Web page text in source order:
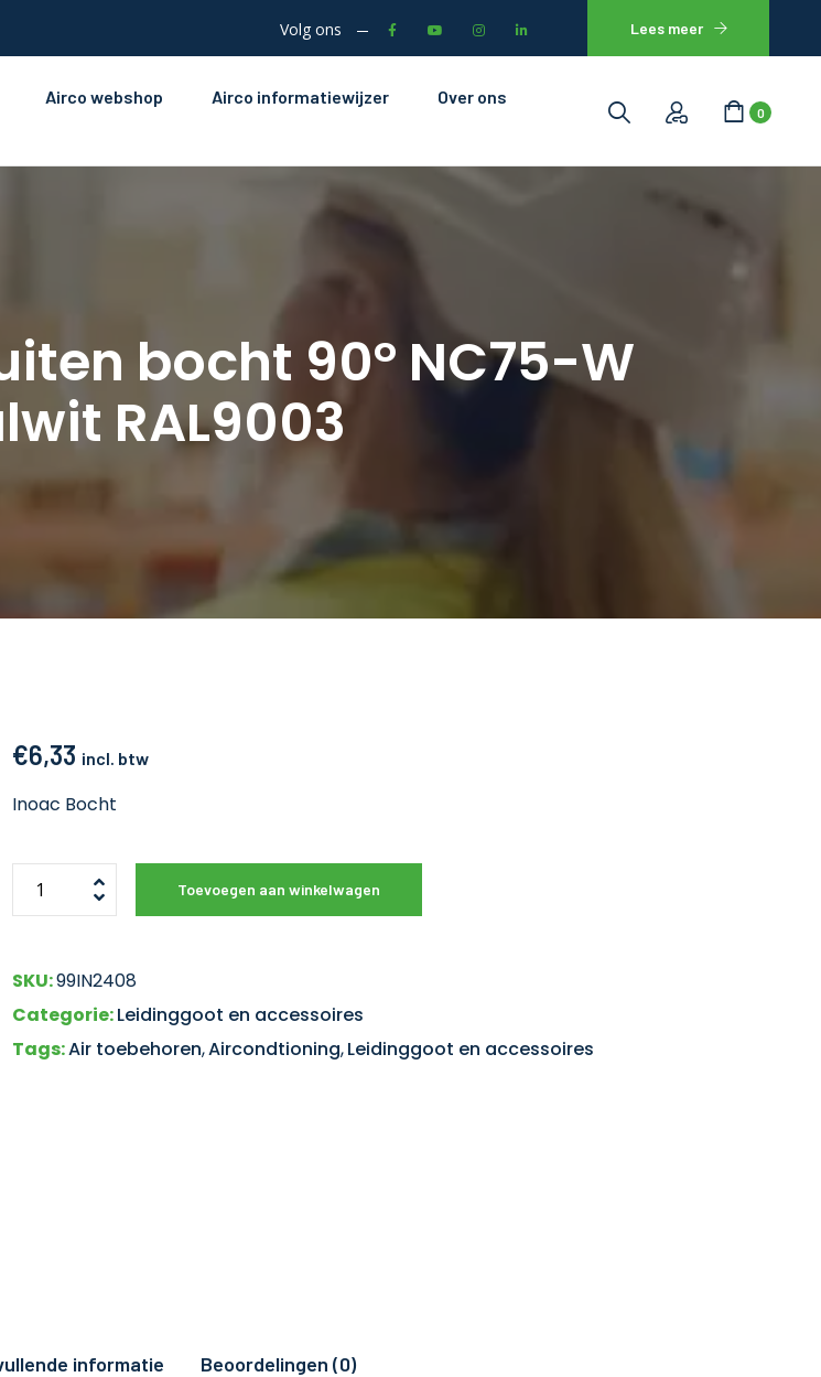
Volg ons Lees meer
Airco webshop Airco informatiewijzer
Over ons
0
bocht 90° NC75-W
RAL9003
€6,33 incl. btw
Inoac Bocht
Toevoegen aan winkelwagen
SKU:99IN2408
Categorie:Leidinggoot en accessoires
Tags:Air toebehoren,Aircondtioning,Leidinggoot en accessoires
informatie Beoordelingen (0)